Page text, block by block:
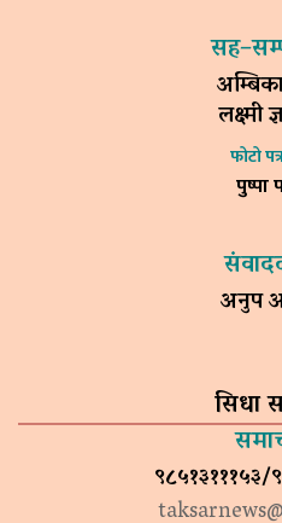
लक्ष्मी
फोटो
पुष्पा
अनुप
सिधा